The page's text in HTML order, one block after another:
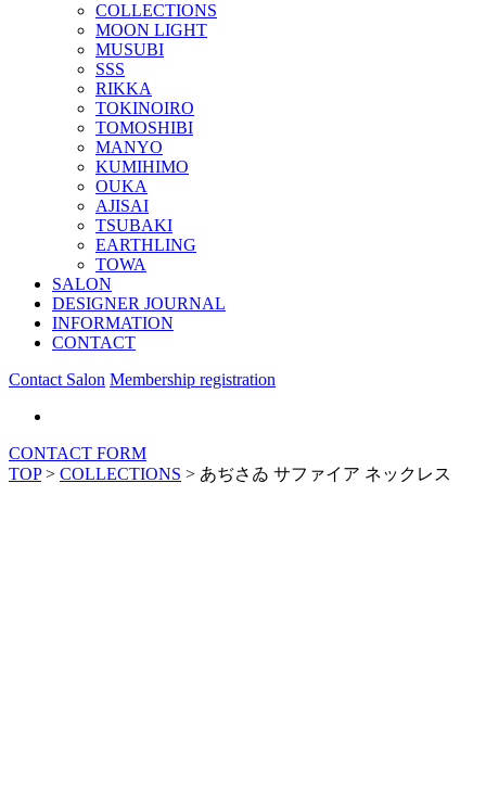
COLLECTIONS
MOON LIGHT
MUSUBI
SSS
RIKKA
TOKINOIRO
TOMOSHIBI
MANYO
KUMIHIMO
OUKA
AJISAI
TSUBAKI
EARTHLING
TOWA
SALON
DESIGNER JOURNAL
INFORMATION
CONTACT
Contact Salon Membership registration
CONTACT FORM
TOP> COLLECTIONS > あぢさゐ サファイア ネックレス